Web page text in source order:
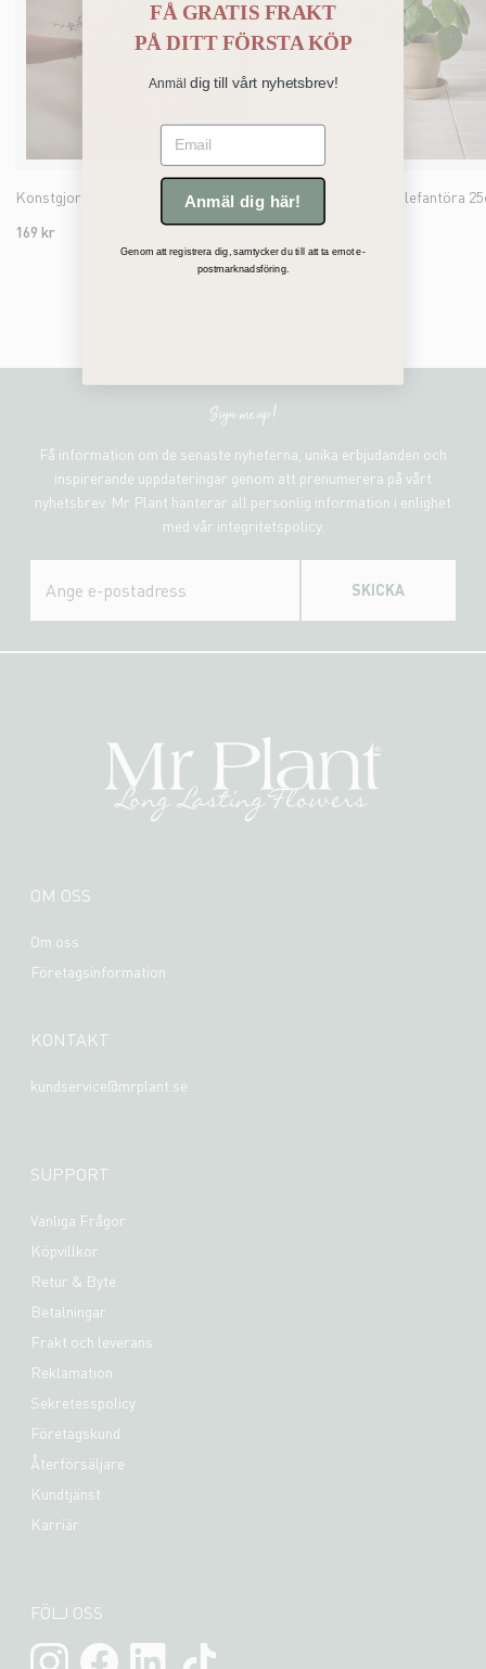
Konstgjord grön Muehlenbeckia 25cm
169 kr
Konstgjord grön Elefantöra
169 kr
Sign me up!
Få information om de senaste nyheterna, unika erbjudanden och
inspirerande uppdateringar genom att prenumerera på vårt
nyhetsbrev. Mr Plant hanterar all personlig information i enlighet
med vår integritetspolicy.
SKICKA
OM OSS
Om oss
Företagsinformation
KONTAKT
kundservice@mrplant.se
SUPPORT
Vanliga Frågor
Köpvillkor
Retur & Byte
Betalningar
Frakt och leverans
Reklamation
Sekretesspolicy
Företagskund
Återförsäljare
Kundtjänst
Karriär
FÖLJ OSS
FÅ GRATIS FRAKT
PÅDITT FÖRSTA KÖP
Anmäl dig till vårt nyhetsbrev!
Email
Anmäl dig här!
Genom att registrera dig, samtycker du till att ta emot e-
postmarknadsföring.